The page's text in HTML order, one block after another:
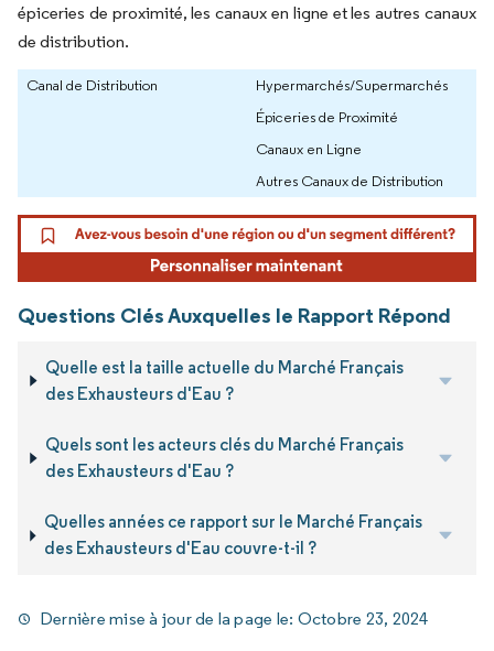
épiceries de proximité, les canaux en ligne et les autres canaux
de distribution.
Canal de Distribution
Hypermarchés/Supermarchés
Épiceries de Proximité
Canaux en Ligne
Autres Canaux de Distribution
Questions Clés Auxquelles le Rapport Répond
Quelle est la taille actuelle du Marché Français
des Exhausteurs d'Eau ?
Quels sont les acteurs clés du Marché Français
des Exhausteurs d'Eau ?
Quelles années ce rapport sur le Marché Français
des Exhausteurs d'Eau couvre-t-il ?
Dernière mise à jour de la page le: Octobre 23, 2024